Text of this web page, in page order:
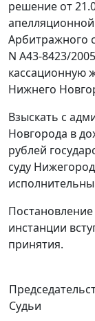
решение от
Арбитражного
N А43-8423/
кассационную
Нижнего
Взыскать с
Новгорода в
рублей
суду
инстанции
принятия.
Судьи